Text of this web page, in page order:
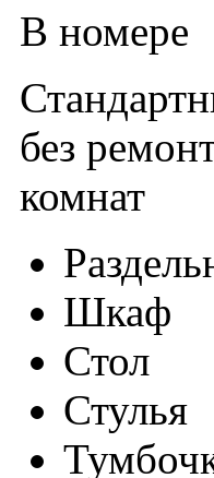
В номере
без
комнат
Шкаф
Стол
Стулья